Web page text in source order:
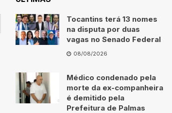
Tocantins terá 13 nomes
na disputa por duas
vagas no Senado Federal
08/08/2026
Médico condenado pela
morte da ex-companheira
é demitido pela
Prefeitura de Palmas